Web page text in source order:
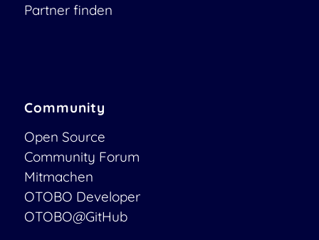
Partner finden
Community
Open Source
Community Forum
Mitmachen
OTOBO Developer
OTOBO@GitHub